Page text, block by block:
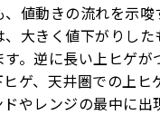
値動きの流れを示
大きく値下がりし
。逆に長い上ヒゲ
ゲ、天井圏での上ヒ
やレンジの最中に出